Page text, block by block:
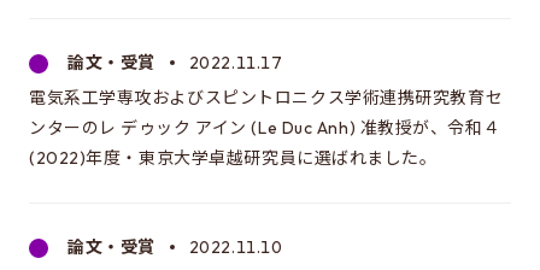
論文・受賞
2022.11.17
電気系工学専攻およびスピントロニクス学術連携研究教育セ
ンターのレ デゥック アイン (Le Duc Anh) 准教授が、令和４
(2022)年度・東京大学卓越研究員に選ばれました。
論文・受賞
2022.11.10